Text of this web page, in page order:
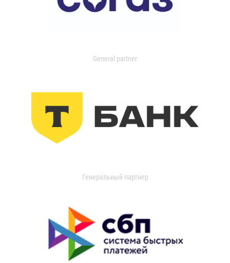
General partner
Генеральный партнер